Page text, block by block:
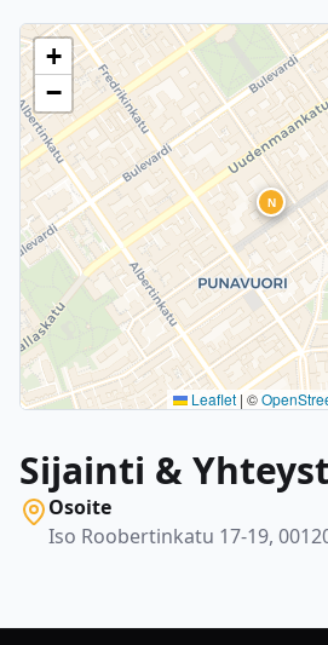
N
+
−
Leaflet | ©
Sijainti &
Osoite
Iso Roobertinkatu 17-19,